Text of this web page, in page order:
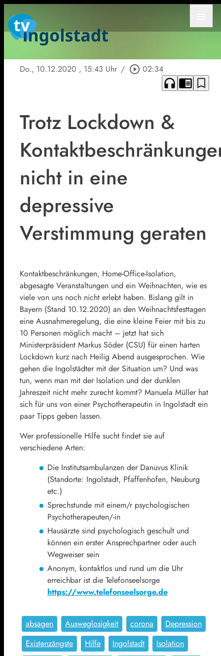
Do., 10.12.2020 , 15:43 Uhr / play_circle_outline 02:34
headphones chrome_reader_mode bookmark_border
Trotz Lockdown &
nicht in eine
depressive
Verstimmung geraten
Kontaktbeschränkungen, Home-Office-Isolation,
abgesagte Veranstaltungen und ein Weihnachten, wie es
viele von uns noch nicht erlebt haben. Bislang gilt in
Bayern (Stand 10.12.2020) an den Weihnachtsfesttagen
eine Ausnahmeregelung, die eine kleine Feier mit bis zu
10 Personen möglich macht – jetzt hat sich
Ministerpräsident Markus Söder (CSU) für einen harten
Lockdown kurz nach Heilig Abend ausgesprochen. Wie
gehen die Ingolstädter mit der Situation um? Und was
tun, wenn man mit der Isolation und der dunklen
Jahreszeit nicht mehr zurecht kommt? Manuela Müller hat
sich für uns von einer Psychotherapeutin in Ingolstadt ein
paar Tipps geben lassen.
Wer professionelle Hilfe sucht findet sie auf
verschiedene Arten:
Die Institutsambulanzen der Danuvus Klinik
(Standorte: Ingolstadt, Pfaffenhofen, Neuburg
etc.)
Sprechstunde mit einem/r psychologischen
Psychotherapeuten/-in
Hausärzte sind psychologisch geschult und
können ein erster Ansprechpartner oder auch
Wegweiser sein
Anonym, kontaktlos und rund um die Uhr
erreichbar ist die Telefonseelsorge
https://www.telefonseelsorge.de
absagen Ausweglosigkeit corona
Depression
Existenzängste
Hilfe Ingolstadt
Isolation